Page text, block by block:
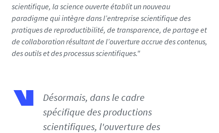
o
o
scientifique, la science ouverte établit un nouveau
paradigme qui intègre dans l’entreprise scientifique des
pratiques de reproductibilité, de transparence, de partage et
de collaboration résultant de l’ouverture accrue des contenus,
des outils et des processus scientifiques."
Désormais, dans le cadre
spécifique des productions
scientifiques, l'ouverture des